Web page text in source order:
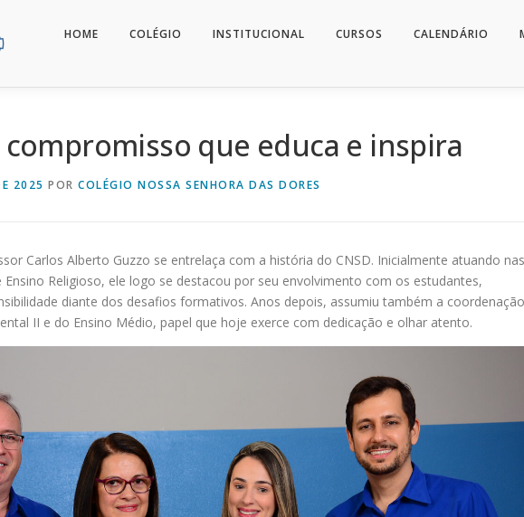
HOME COLÉGIO INSTITUCIONAL CURSOS CALENDÁRIO
compromisso que educa e inspira
2025 POR COLÉGIO NOSSA SENHORA DAS DORES
Carlos Alberto Guzzo se entrelaça com a história do CNSD. Inicialmente atuando nas
Religioso, ele logo se destacou por seu envolvimento com os estudantes,
diante dos desafios formativos. Anos depois, assumiu também a coordenação
II e do Ensino Médio, papel que hoje exerce com dedicação e olhar atento.